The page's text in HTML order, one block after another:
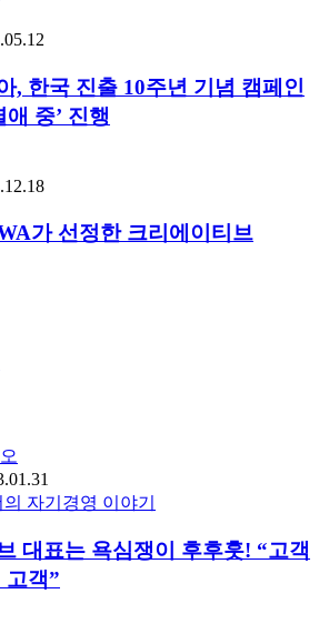
, 한국 진출 10주년 기념 캠페인
애 중’ 진행
가 선정한 크리에이티브
자기경영 이야기
대표는 욕심쟁이 후후훗! “고객
고객”